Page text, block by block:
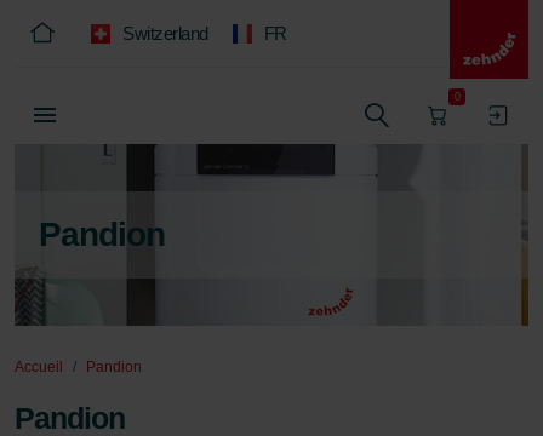
Switzerland FR
0
Pandion
Accueil Pandion
Pandion